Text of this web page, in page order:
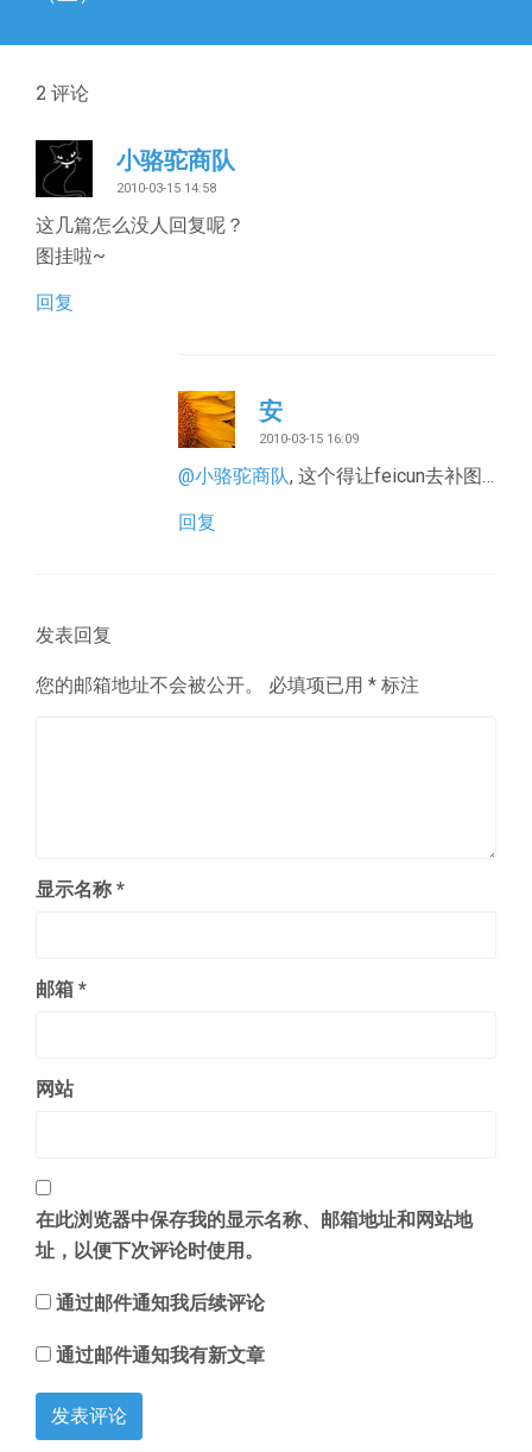
章：
2 评论
小骆驼商队
2010-03-15 14:58
这几篇怎么没人回复呢？
图挂啦~
回复
安
2010-03-15 16:09
@小骆驼商队, 这个得让feicun去补图…
回复
发表回复
您的邮箱地址不会被公开。 必填项已用 * 标注
显示名称 *
邮箱 *
网站
在此浏览器中保存我的显示名称、邮箱地址和网站地
址，以便下次评论时使用。
通过邮件通知我后续评论
通过邮件通知我有新文章